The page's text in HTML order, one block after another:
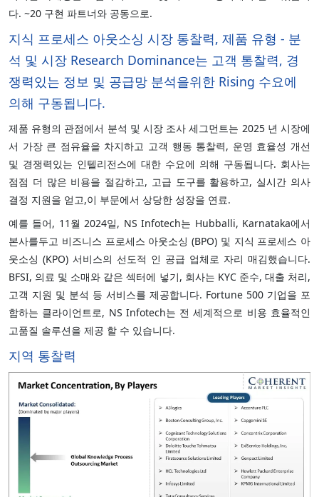
다. ~20 구현 파트너와 공동으로.
지식 프로세스 아웃소싱 시장 통찰력, 제품 유형 - 분
석 및 시장 Research Dominance는 고객 통찰력, 경
쟁력있는 정보 및 공급망 분석을위한 Rising 수요에
의해 구동됩니다.
제품 유형의 관점에서 분석 및 시장 조사 세그먼트는 2025 년 시장에
서 가장 큰 점유율을 차지하고 고객 행동 통찰력, 운영 효율성 개선
및 경쟁력있는 인텔리전스에 대한 수요에 의해 구동됩니다. 회사는
점점 더 많은 비용을 절감하고, 고급 도구를 활용하고, 실시간 의사
결정 지원을 얻고,이 부문에서 상당한 성장을 연료.
예를 들어, 11월 2024일, NS Infotech는 Hubballi, Karnataka에서
본사를두고 비즈니스 프로세스 아웃소싱 (BPO) 및 지식 프로세스 아
웃소싱 (KPO) 서비스의 선도적 인 공급 업체로 자리 매김했습니다.
BFSI, 의료 및 소매와 같은 섹터에 넣기, 회사는 KYC 준수, 대출 처리,
고객 지원 및 분석 등 서비스를 제공합니다. Fortune 500 기업을 포
함하는 클라이언트로, NS Infotech는 전 세계적으로 비용 효율적인
고품질 솔루션을 제공 할 수 있습니다.
지역 통찰력